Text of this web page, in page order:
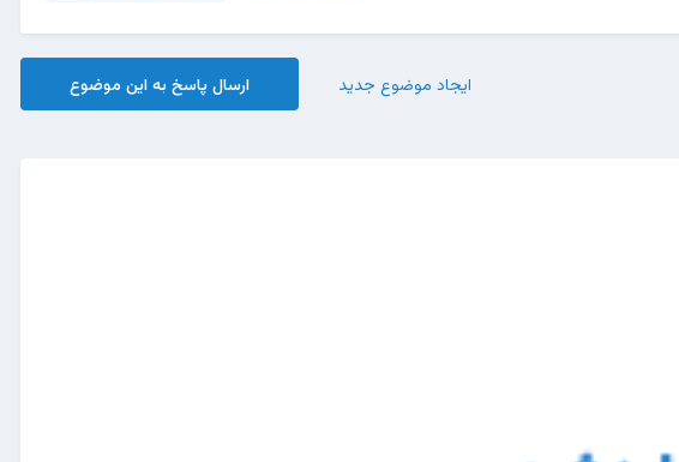
ارسال پاسخ به این موضوع ایجاد موضوع جدید